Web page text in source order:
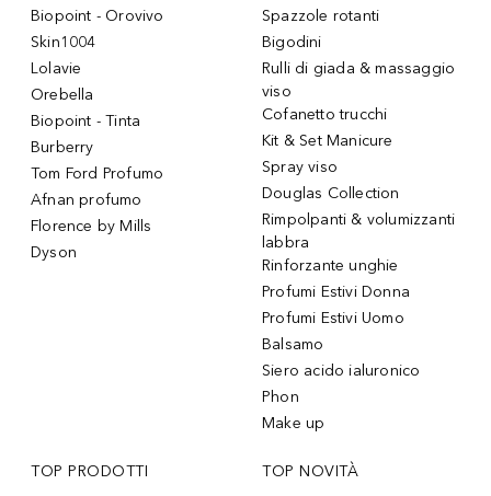
Biopoint - Orovivo
Skin1004
Lolavie
Orebella
Biopoint - Tinta
Burberry
Tom Ford Profumo
Afnan profumo
Florence by Mills
Dyson
Spazzole rotanti
Bigodini
Rulli di giada & massaggio
viso
Cofanetto trucchi
Kit & Set Manicure
Spray viso
Douglas Collection
Rimpolpanti & volumizzanti
labbra
Rinforzante unghie
Profumi Estivi Donna
Profumi Estivi Uomo
Balsamo
Siero acido ialuronico
Phon
Make up
TOP PRODOTTI TOP NOVITÀ